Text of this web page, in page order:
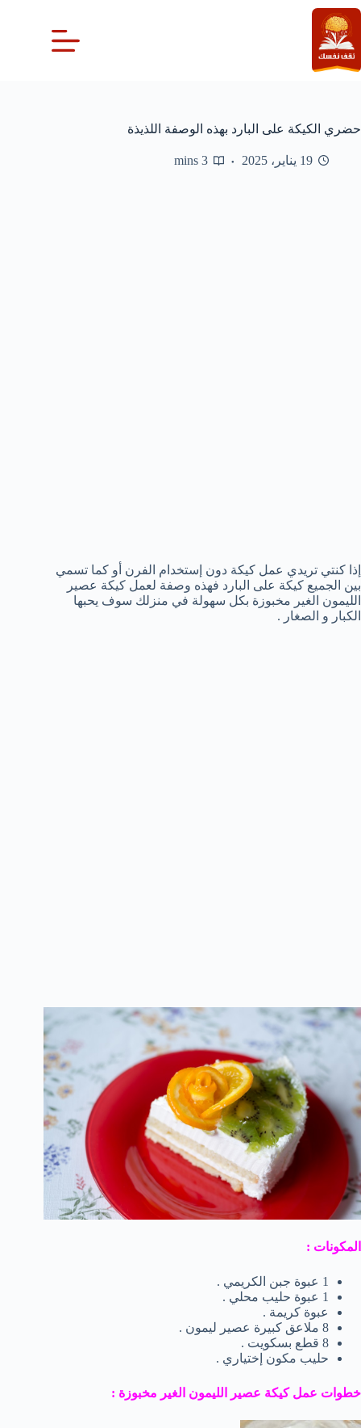
التجاوز
إلى
المحتوى
حضري الكيكة على البارد بهذه الوصفة اللذيذة
19 يناير، 2025 3 mins
إذا كنتي تريدي عمل كيكة دون إستخدام الفرن أو كما تسمي
بين الجميع كيكة على البارد فهذه وصفة لعمل كيكة عصير
الليمون الغير مخبوزة بكل سهولة في منزلك سوف يحبها
الكبار و الصغار .
المكونات :
1 عبوة جبن الكريمي .
1 عبوة حليب محلي .
عبوة كريمة .
8 ملاعق كبيرة عصير ليمون .
8 قطع بسكويت .
حليب مكون إختياري .
خطوات عمل كيكة عصير الليمون الغير مخبوزة :